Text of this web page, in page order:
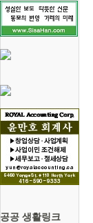
공공 생활링크